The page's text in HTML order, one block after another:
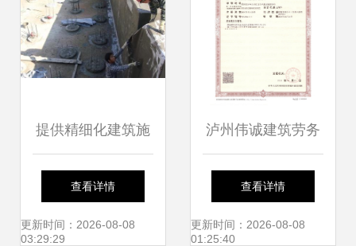
设工程再创佳绩 服务
提供精细化建筑施
工服务，鑫建筑以
品质立身
查看详情
更新时间：2026-08-08
03:29:29
泸州伟诚建筑劳务
匠心筑梦，易施易
工的专业建筑施工
查看详情
更新时间：2026-08-08
01:25:40